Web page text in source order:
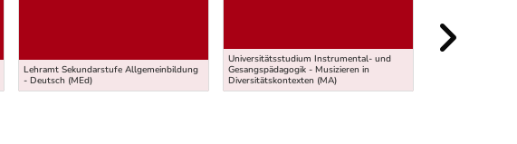
Lehramt Sekundarstufe Allgemeinbildung
- Deutsch (MEd)
Universitätsstudium Instrumental- und
Gesangspädagogik - Musizieren in
Diversitätskontexten (MA)